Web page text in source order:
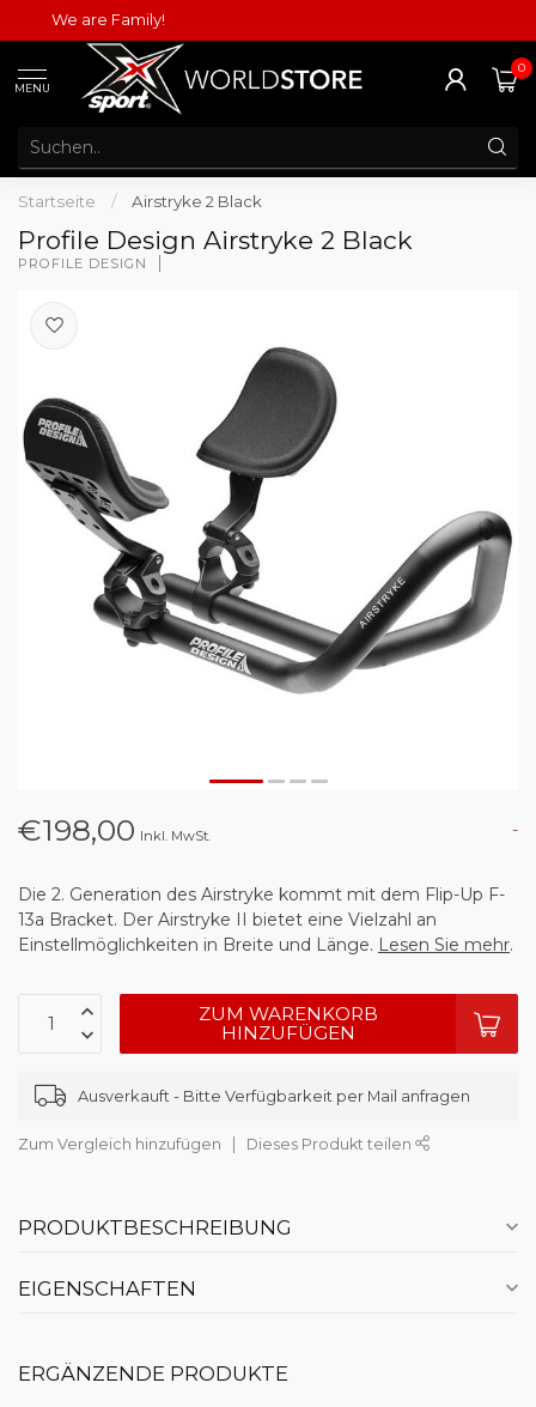
We are Family!
MENU
0
Startseite / Airstryke 2 Black
Profile Design Airstryke 2 Black
PROFILE DESIGN
€198,00 Inkl. MwSt. -
Die 2. Generation des Airstryke kommt mit dem Flip-Up F-
13a Bracket. Der Airstryke II bietet eine Vielzahl an
Einstellmöglichkeiten in Breite und Länge. Lesen Sie mehr.
ZUM WARENKORB
HINZUFÜGEN
Ausverkauft - Bitte Verfügbarkeit per Mail anfragen
Zum Vergleich hinzufügen Dieses Produkt teilen
PRODUKTBESCHREIBUNG
EIGENSCHAFTEN
ERGÄNZENDE PRODUKTE